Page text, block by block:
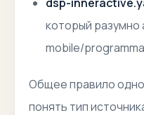
который разумно
mobile/
Общее правило
понять тип